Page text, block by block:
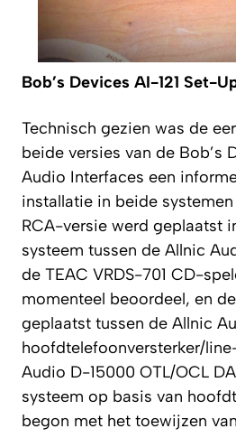
Bob’s Devices AI-121 Set-
Technisch gezien was de
beide versies van de Bob’s
Audio Interfaces een
installatie in beide
RCA-versie werd geplaatst
systeem tussen de Allnic
de TEAC VRDS-701 CD-
momenteel beoordeel, en
geplaatst tussen de Allnic
hoofdtelefoonversterker/
Audio D-15000 OTL/OCL
systeem op basis van
begon met het toewijzen